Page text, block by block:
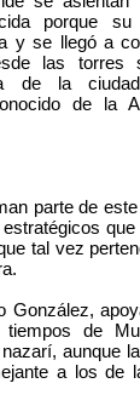
porque
y se llegó a
las torres
de la
de la
parte de
tal vez
González,
de
aunque
a los de